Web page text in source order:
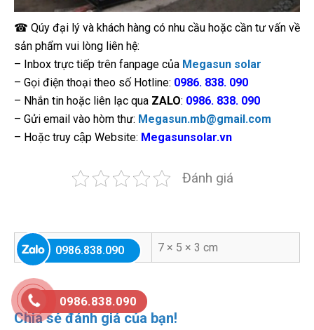
☎ Qúy đại lý và khách hàng có nhu cầu hoặc cần tư vấn về
sản phẩm vui lòng liên hệ:
– Inbox trực tiếp trên fanpage của Megasun solar
– Gọi điện thoại theo số Hotline: 0986. 838. 090
– Nhắn tin hoặc liên lạc qua ZALO: 0986. 838. 090
– Gửi email vào hòm thư: Megasun.mb@gmail.com
– Hoặc truy cập Website: Megasunsolar.vn
Đánh giá
Kích thước 7 × 5 × 3 cm
Chia sẻ đánh giá của bạn!
0986.838.090
0986.838.090